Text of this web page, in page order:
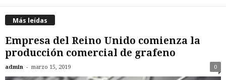
Más leídas
Empresa del Reino Unido comienza la
producción comercial de grafeno
admin - marzo 15, 2019 0